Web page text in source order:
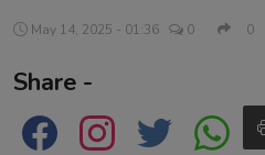
May 14, 2025 - 01:36 0 0
Share -